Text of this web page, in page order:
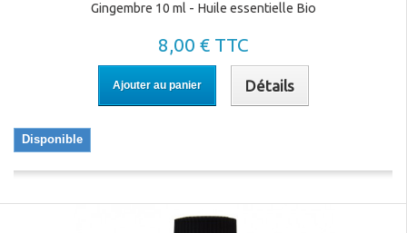
Gingembre 10 ml - Huile essentielle Bio
8,00 € TTC
Ajouter au panier Détails
Disponible